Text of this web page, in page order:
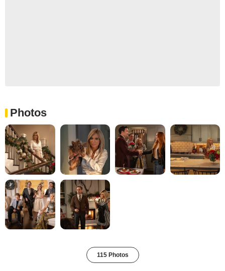
Photos
115 Photos